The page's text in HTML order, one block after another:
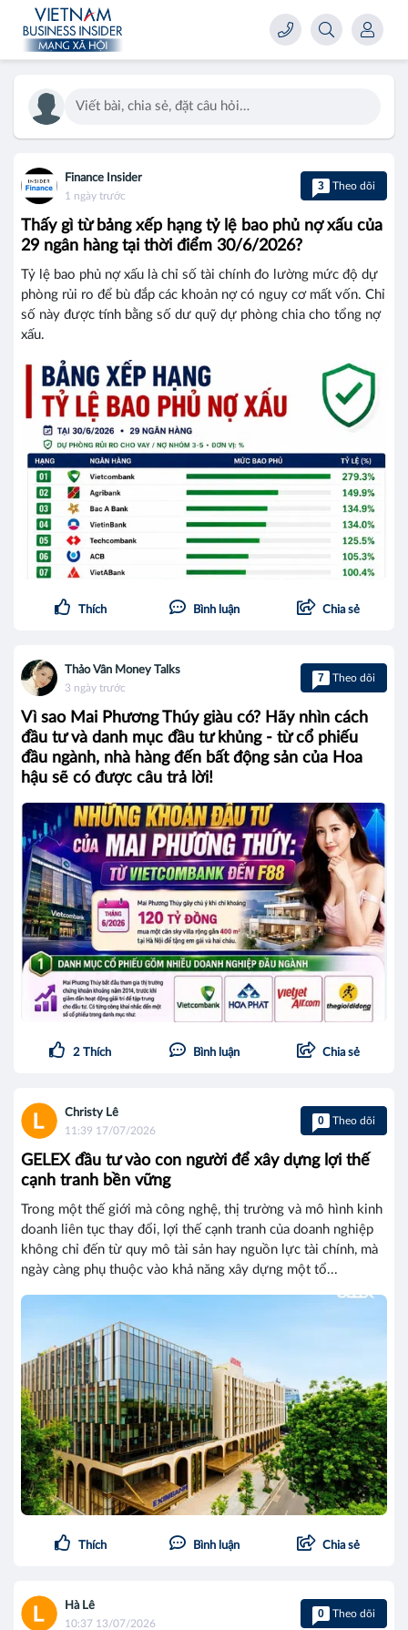
Viết bài, chia sẻ, đặt câu hỏi…
Finance Insider
1 ngày trước
3 Theo dõi
Thấy gì từ bảng xếp hạng tỷ lệ bao phủ nợ xấu của
29 ngân hàng tại thời điểm 30/6/2026?
Tỷ lệ bao phủ nợ xấu là chỉ số tài chính đo lường mức độ dự
phòng rủi ro để bù đắp các khoản nợ có nguy cơ mất vốn. Chỉ
số này được tính bằng số dư quỹ dự phòng chia cho tổng nợ
xấu.
Thích Bình luận Chia sẻ
Thảo Vân Money Talks
3 ngày trước
7 Theo dõi
Vì sao Mai Phương Thúy giàu có? Hãy nhìn cách
đầu tư và danh mục đầu tư khủng - từ cổ phiếu
đầu ngành, nhà hàng đến bất động sản của Hoa
hậu sẽ có được câu trả lời!
2 Thích Bình luận Chia sẻ
Christy Lê
11:39 17/07/2026
0 Theo dõi
GELEX đầu tư vào con người để xây dựng lợi thế
cạnh tranh bền vững
Trong một thế giới mà công nghệ, thị trường và mô hình kinh
doanh liên tục thay đổi, lợi thế cạnh tranh của doanh nghiệp
không chỉ đến từ quy mô tài sản hay nguồn lực tài chính, mà
ngày càng phụ thuộc vào khả năng xây dựng một tổ...
Thích Bình luận Chia sẻ
Hà Lê
10:37 13/07/2026
0 Theo dõi